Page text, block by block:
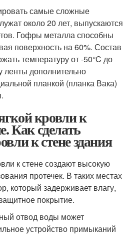
самые сложные
около 20 лет, выпускаются
Гофры металла способны
поверхность на 60%. Состав
температуру от -50°C до
ленты дополнительно
планкой (планка Вака)
кровли к
Как сделать
к стене здания
к стене создают высокую
протечек. В таких местах
который задерживает влагу,
покрытие.
отвод воды может
устройство примыканий